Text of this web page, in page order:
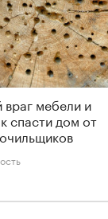
враг мебели и
спасти дом от